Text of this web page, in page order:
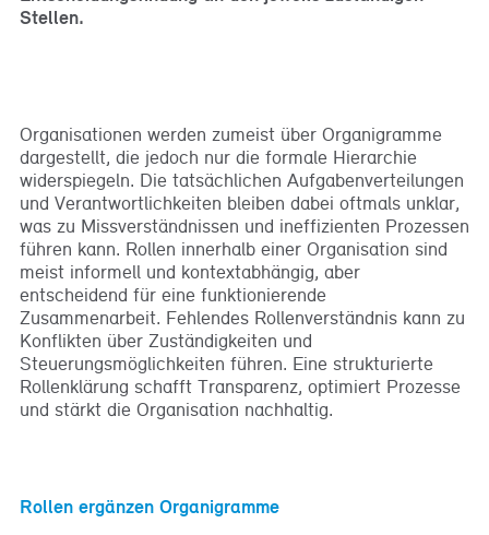
Stellen.
Organisationen werden zumeist über Organigramme
dargestellt, die jedoch nur die formale Hierarchie
widerspiegeln. Die tatsächlichen Aufgabenverteilungen
und Verantwortlichkeiten bleiben dabei oftmals unklar,
was zu Missverständnissen und ineffizienten Prozessen
führen kann. Rollen innerhalb einer Organisation sind
meist informell und kontextabhängig, aber
entscheidend für eine funktionierende
Zusammenarbeit. Fehlendes Rollenverständnis kann zu
Konflikten über Zuständigkeiten und
Steuerungsmöglichkeiten führen. Eine strukturierte
Rollenklärung schafft Transparenz, optimiert Prozesse
und stärkt die Organisation nachhaltig.
Rollen ergänzen Organigramme